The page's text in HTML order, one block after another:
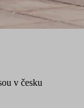
v česku